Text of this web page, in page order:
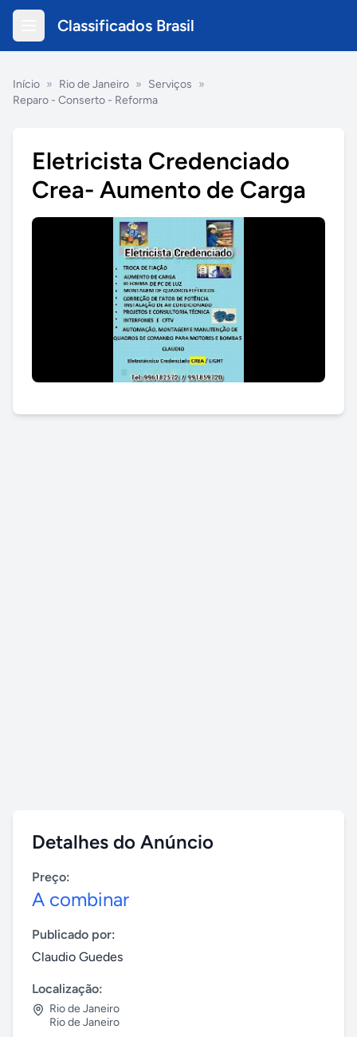
Classificados Brasil
Início » Rio de Janeiro » Serviços »
Reparo - Conserto - Reforma
Eletricista Credenciado
Crea- Aumento de Carga
Detalhes do Anúncio
Preço:
A combinar
Publicado por:
Claudio Guedes
Localização:
Rio de Janeiro
Rio de Janeiro